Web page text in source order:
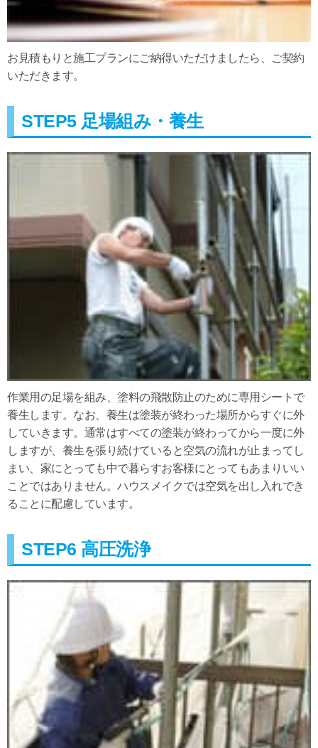
お見積もりと施工プランにご納得いただけましたら、ご契約
いただきます。
STEP5 足場組み・養生
作業用の足場を組み、塗料の飛散防止のために専用シートで
養生します。なお、養生は塗装が終わった場所からすぐに外
していきます。通常はすべての塗装が終わってから一度に外
しますが、養生を張り続けていると空気の流れが止まってし
まい、家にとっても中で暮らすお客様にとってもあまりいい
ことではありません。ハウスメイクでは空気を出し入れでき
ることに配慮しています。
STEP6 高圧洗浄